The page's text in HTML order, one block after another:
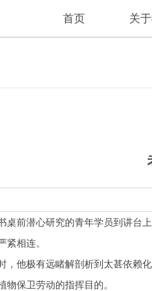
首页 关
前潜心研究的青年学员到讲台上
紧相连。
他极有远睹解剖析到太甚依赖化
物保卫劳动的指挥目的。